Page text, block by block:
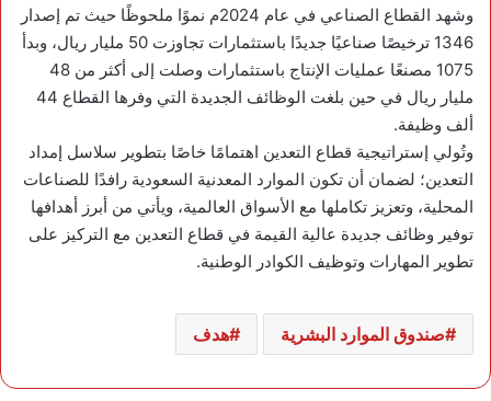
وشهد القطاع الصناعي في عام 2024م نموًا ملحوظًا حيث تم إصدار
1346 ترخيصًا صناعيًا جديدًا باستثمارات تجاوزت 50 مليار ريال، وبدأ
1075 مصنعًا عمليات الإنتاج باستثمارات وصلت إلى أكثر من 48
مليار ريال في حين بلغت الوظائف الجديدة التي وفرها القطاع 44
ألف وظيفة.
وتُولي إستراتيجية قطاع التعدين اهتمامًا خاصًا بتطوير سلاسل إمداد
التعدين؛ لضمان أن تكون الموارد المعدنية السعودية رافدًا للصناعات
المحلية، وتعزيز تكاملها مع الأسواق العالمية، ويأتي من أبرز أهدافها
توفير وظائف جديدة عالية القيمة في قطاع التعدين مع التركيز على
تطوير المهارات وتوظيف الكوادر الوطنية.
صندوق الموارد البشرية هدف